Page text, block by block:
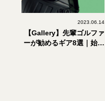
2023.06.14
【Gallery】先輩ゴルファ
ーが勧めるギア8選｜始め